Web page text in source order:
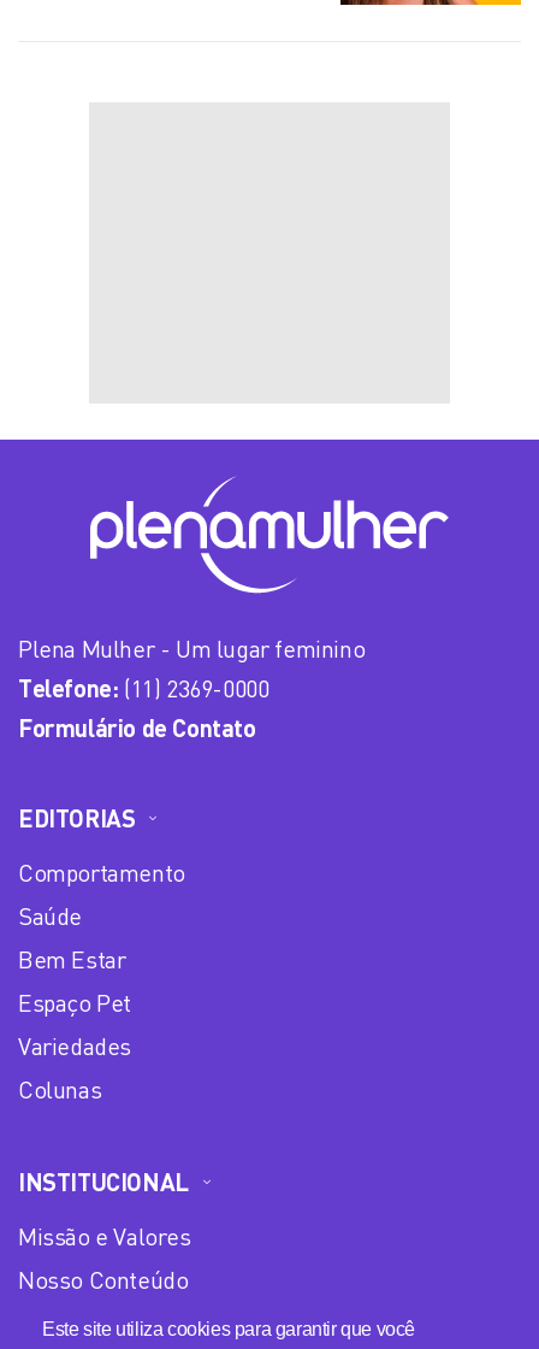
Este site utiliza cookies para garantir que você
Plena Mulher - Um lugar feminino
Telefone: (11) 2369-0000
Formulário de Contato
EDITORIAS
Comportamento
Saúde
Bem Estar
Espaço Pet
Variedades
Colunas
INSTITUCIONAL
Missão e Valores
Nosso Conteúdo
Equipe